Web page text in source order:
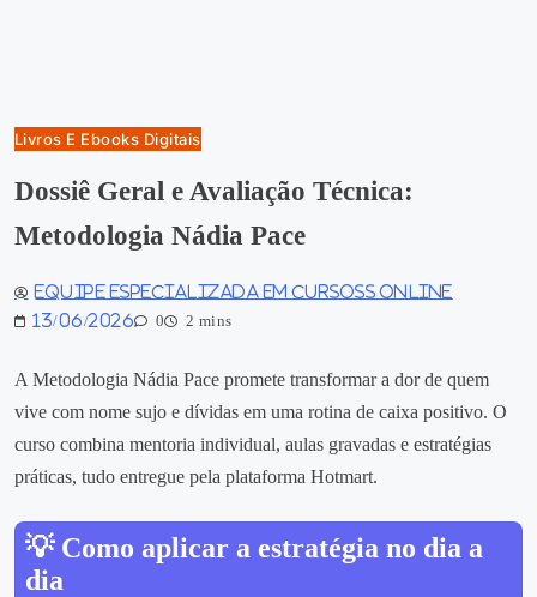
Livros E Ebooks Digitais
Dossiê Geral e Avaliação Técnica:
Metodologia Nádia Pace
Equipe especializada em Cursoss Online
13/06/2026
0 2 mins
A Metodologia Nádia Pace promete transformar a dor de quem
vive com nome sujo e dívidas em uma rotina de caixa positivo. O
curso combina mentoria individual, aulas gravadas e estratégias
práticas, tudo entregue pela plataforma Hotmart.
💡 Como aplicar a estratégia no dia a
dia